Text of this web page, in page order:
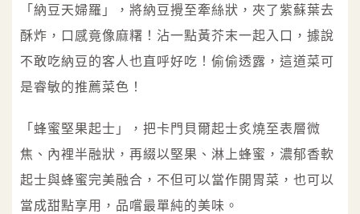
「納豆天婦羅」，將納豆攪至牽絲狀，夾了紫蘇葉去
酥炸，口感竟像麻糬！沾一點黃芥末一起入口，據說
不敢吃納豆的客人也直呼好吃！偷偷透露，這道菜可
是睿敏的推薦菜色！
「蜂蜜堅果起士」，把卡門貝爾起士炙燒至表層微
焦、內裡半融狀，再綴以堅果、淋上蜂蜜，濃郁香軟
起士與蜂蜜完美融合，不但可以當作開胃菜，也可以
當成甜點享用，品嚐最單純的美味。